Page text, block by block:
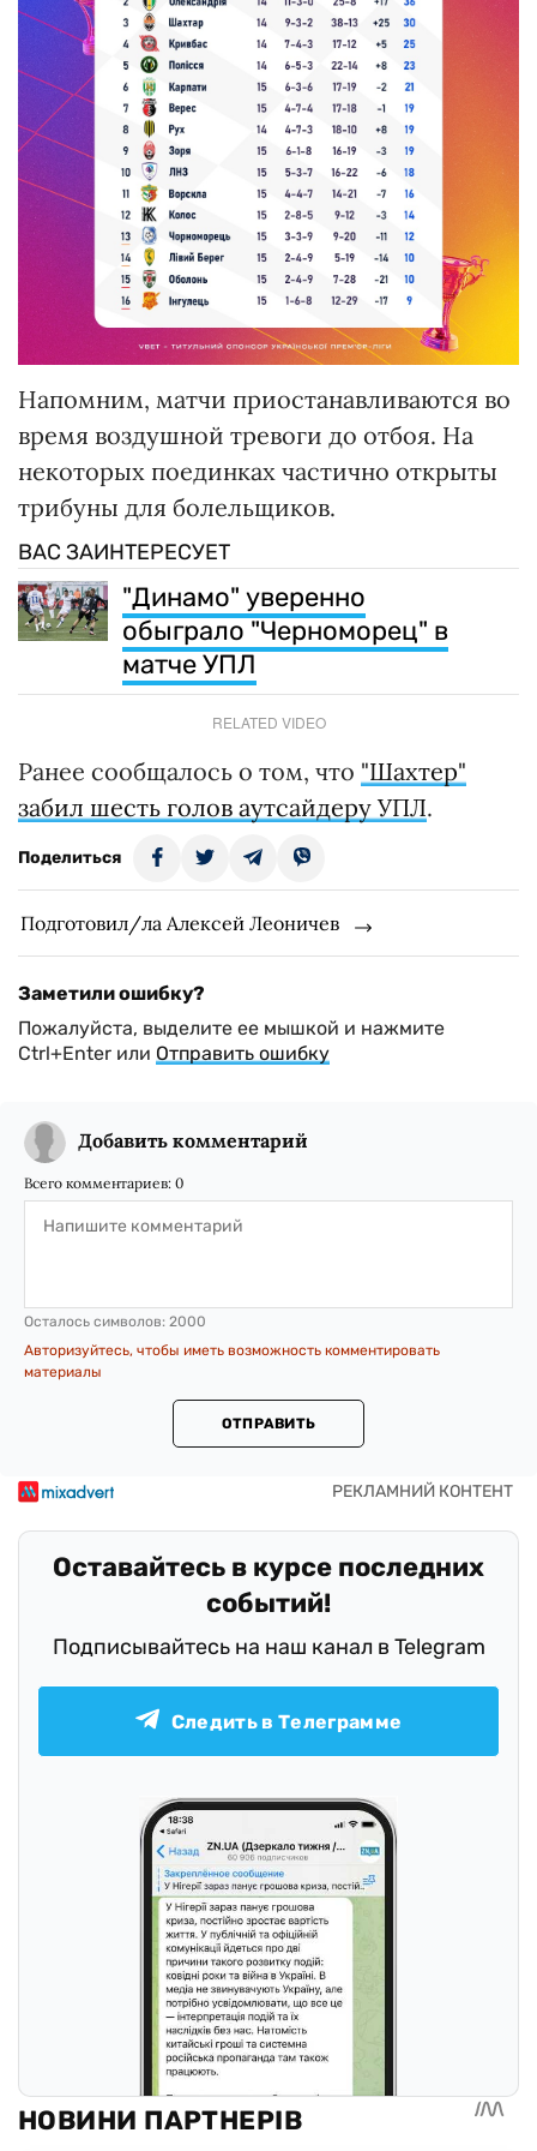
Напомним, матчи приостанавливаются во
время воздушной тревоги до отбоя. На
некоторых поединках частично открыты
трибуны для болельщиков.
ВАС ЗАИНТЕРЕСУЕТ
"Динамо" уверенно
обыграло "Черноморец" в
матче УПЛ
RELATED VIDEO
Ранее сообщалось о том, что "Шахтер"
забил шесть голов аутсайдеру УПЛ.
Поделиться
Подготовил/ла Алексей Леоничев
Заметили ошибку?
Пожалуйста, выделите ее мышкой и нажмите
Ctrl+Enter или Отправить ошибку
Добавить комментарий
Всего комментариев: 0
Осталось символов: 2000
Авторизуйтесь, чтобы иметь возможность комментировать
материалы
ОТПРАВИТЬ
Оставайтесь в курсе последних
событий!
Подписывайтесь на наш канал в Telegram
Следить в Телеграмме